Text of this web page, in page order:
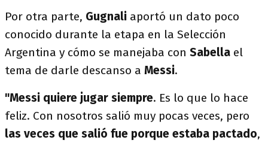
Por otra parte, Gugnali aportó un dato poco
conocido durante la etapa en la Selección
Argentina y cómo se manejaba con Sabella el
tema de darle descanso a Messi.
"Messi quiere jugar siempre. Es lo que lo hace
feliz. Con nosotros salió muy pocas veces, pero
las veces que salió fue porque estaba pactado,